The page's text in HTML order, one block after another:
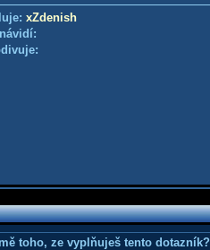
xZdenish
toho, ze vyplňuješ tento dotazník?